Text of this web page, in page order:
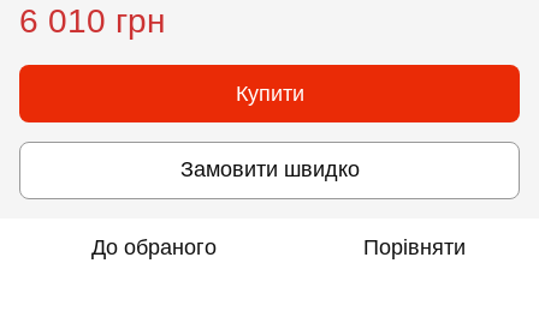
6 010 грн
Купити
Замовити швидко
До обраного Порівняти